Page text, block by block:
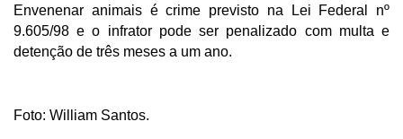
Envenenar animais é crime previsto na Lei Federal nº
9.605/98 e o infrator pode ser penalizado com multa e
detenção de três meses a um ano.
Foto: William Santos.